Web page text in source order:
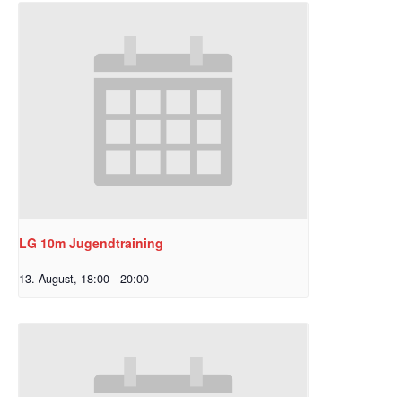
LG 10m Jugendtraining
13. August, 18:00 - 20:00